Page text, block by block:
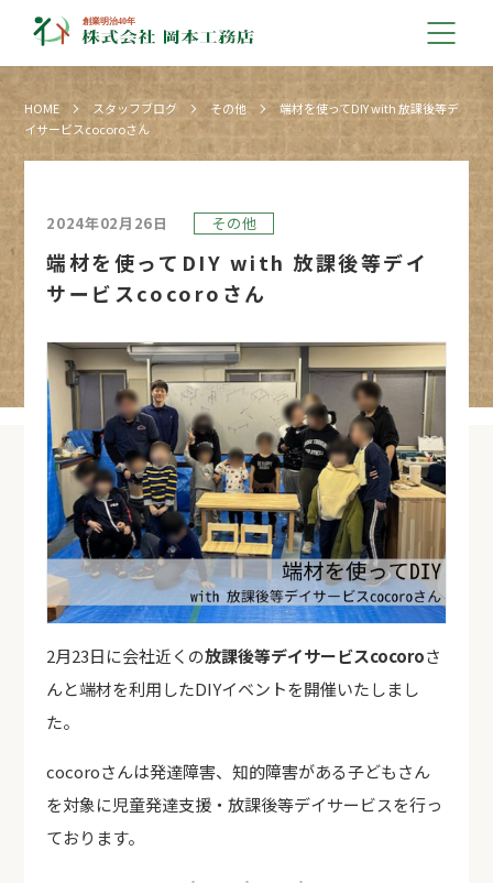
HOME スタッフブログ その他
端材を使ってDIY with 放課後等デ
イサービスcocoroさん
2024年02月26日 その他
端材を使ってDIY with 放課後等デイ
サービスcocoroさん
2月23日に会社近くの放課後等デイサービスcocoroさ
んと端材を利用したDIYイベントを開催いたしまし
た。
cocoroさんは発達障害、知的障害がある子どもさん
を対象に児童発達支援・放課後等デイサービスを行っ
ております。